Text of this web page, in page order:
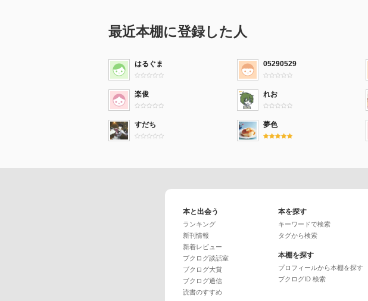
最近本棚に登録した人
はるぐま 05290529
楽俊 れお
すだち 夢色
本と出会う
ランキング
新刊情報
新着レビュー
ブクログ談話室
ブクログ大賞
ブクログ通信
読書のすすめ
本を探す
キーワードで検索
タグから検索
本棚を探す
プロフィールから本棚を探す
ブクログID 検索